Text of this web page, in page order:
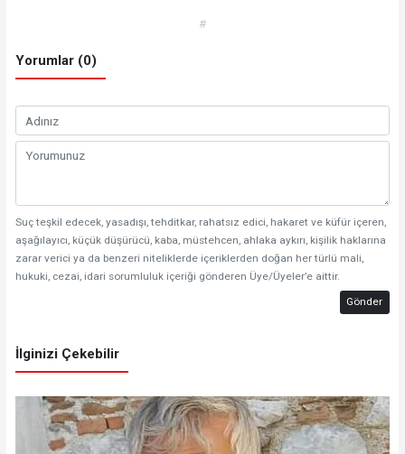
#
Yorumlar (0)
Suç teşkil edecek, yasadışı, tehditkar, rahatsız edici, hakaret ve küfür içeren,
aşağılayıcı, küçük düşürücü, kaba, müstehcen, ahlaka aykırı, kişilik haklarına
zarar verici ya da benzeri niteliklerde içeriklerden doğan her türlü mali,
hukuki, cezai, idari sorumluluk içeriği gönderen Üye/Üyeler’e aittir.
Gönder
İlginizi Çekebilir